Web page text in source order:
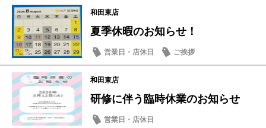
和田東店
夏季休暇のお知らせ！
営業日・店休日 ご挨拶
和田東店
研修に伴う臨時休業のお知らせ
営業日・店休日